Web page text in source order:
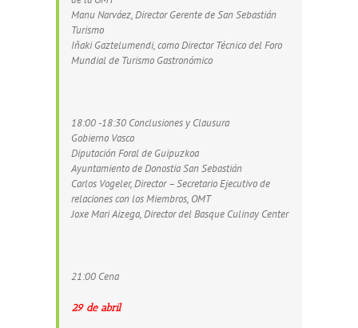
Manu Narváez, Director Gerente de San Sebastián
Turismo
Iñaki Gaztelumendi, como Director Técnico del Foro
Mundial de Turismo Gastronómico
18:00 -18:30 Conclusiones y Clausura
Gobierno Vasco
Diputación Foral de Guipuzkoa
Ayuntamiento de Donostia San Sebastián
Carlos Vogeler, Director – Secretario Ejecutivo de
relaciones con los Miembros, OMT
Joxe Mari Aizega, Director del Basque Culinay Center
21:00 Cena
29 de abril